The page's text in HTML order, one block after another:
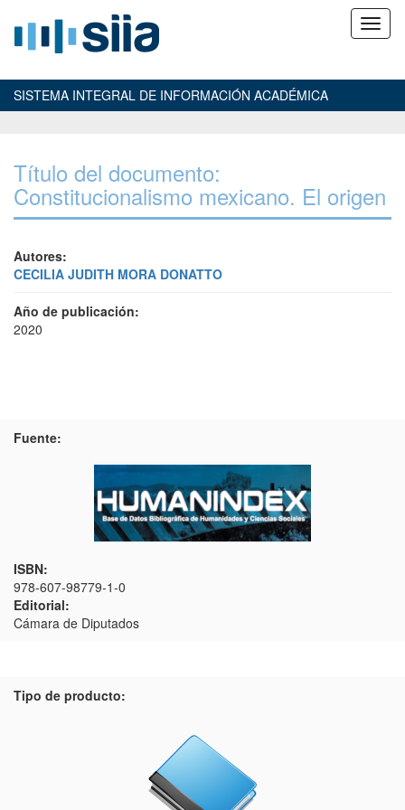
SISTEMA INTEGRAL DE INFORMACIÓN ACADÉMICA
Título del documento:
Constitucionalismo mexicano. El origen
Autores:
CECILIA JUDITH MORA DONATTO
Año de publicación:
2020
Fuente:
ISBN:
978-607-98779-1-0
Editorial:
Cámara de Diputados
Tipo de producto: